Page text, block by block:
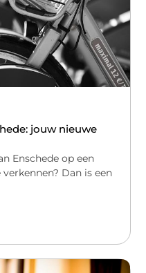
jouw nieuwe
Enschede op een
Dan is een